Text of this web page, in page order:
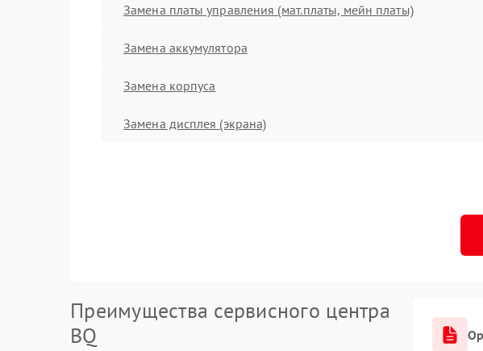
Замена платы управления (мат.платы, мейн платы)
Замена аккумулятора
Замена корпуса
Замена дисплея (экрана)
Преимущества сервисного центра
BQ